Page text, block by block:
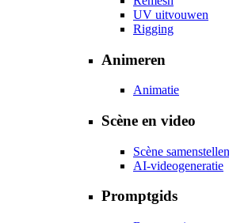
UV uitvouwen
Rigging
Animeren
Animatie
Scène en video
Scène samenstellen
AI-videogeneratie
Promptgids